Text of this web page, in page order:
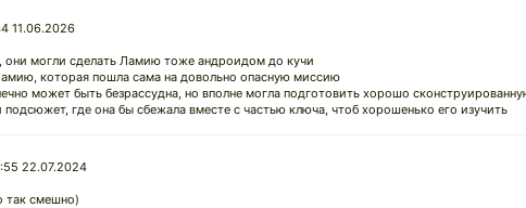
11.06.2026
они могли сделать Ламию тоже андроидом до кучи
которая пошла сама на довольно опасную миссию
может быть безрассудна, но вполне могла подготовить хорошо
где она бы сбежала вместе с частью ключа, чтоб хорошенько его изучить
22.07.2024
так смешно)